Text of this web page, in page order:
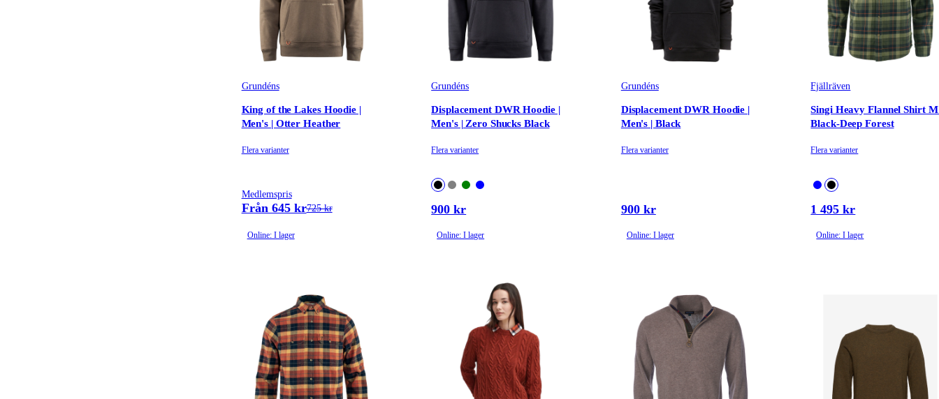
Grundéns
King of the Lakes Hoodie |
Men's | Otter Heather
Flera varianter
Medlemspris
Från 645 kr725 kr
Online: I lager
Grundéns
Displacement DWR Hoodie |
Men's | Zero Shucks Black
Flera varianter
900 kr
Online: I lager
Grundéns
Displacement DWR Hoodie |
Men's | Black
Flera varianter
900 kr
Online: I lager
Fjällräven
Singi Heavy Flannel Shirt M
Black-Deep Forest
Flera varianter
1 495 kr
Online: I lager